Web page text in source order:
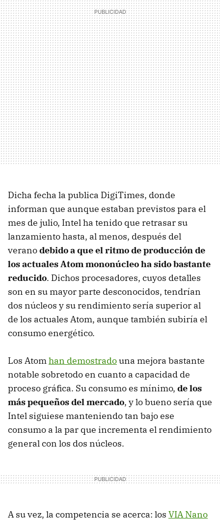
Dicha fecha la publica DigiTimes, donde
informan que aunque estaban previstos para el
mes de julio, Intel ha tenido que retrasar su
lanzamiento hasta, al menos, después del
veranodebido a que el ritmo de producción de
los actuales Atom mononúcleo ha sido bastante
reducido. Dichos procesadores, cuyos detalles
son en su mayor parte desconocidos, tendrían
dos núcleos y su rendimiento sería superior al
de los actuales Atom, aunque también subiría el
consumo energético.
Los Atomhan demostradouna mejora bastante
notable sobretodo en cuanto a capacidad de
proceso gráfica. Su consumo es mínimo, de los
más pequeños del mercado, y lo bueno sería que
Intel siguiese manteniendo tan bajo ese
consumo a la par que incrementa el rendimiento
general con los dos núcleos.
A su vez, la competencia se acerca: los VIA Nano